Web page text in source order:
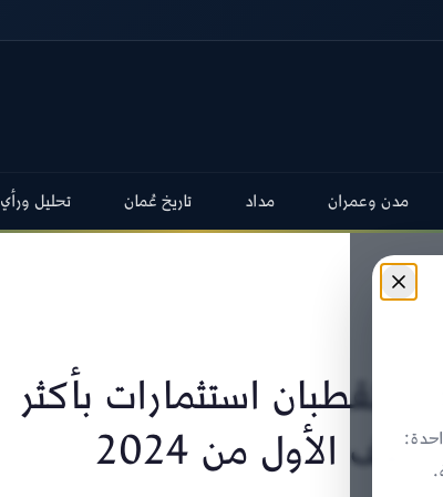
مدن وعمران مداد تاريخ عُمان تحليل ورأي
استثمارات بأكثر